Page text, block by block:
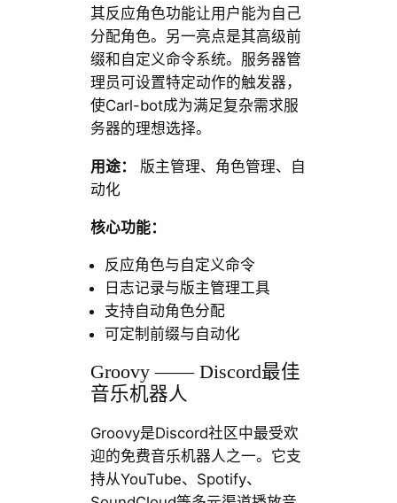
其反应角色功能让用户能为自己
分配角色。另一亮点是其高级前
缀和自定义命令系统。服务器管
理员可设置特定动作的触发器，
使Carl-bot成为满足复杂需求服
务器的理想选择。
用途：
版主管理、角色管理、自
动化
核心功能：
反应角色与自定义命令
日志记录与版主管理工具
支持自动角色分配
可定制前缀与自动化
Groovy —— Discord最佳
音乐机器人
Groovy是Discord社区中最受欢
迎的免费音乐机器人之一。它支
持从YouTube、Spotify、